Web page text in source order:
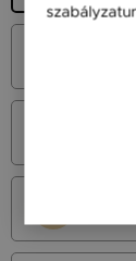
Fehér
Vörös
Sárga